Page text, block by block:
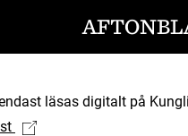
läsas digitalt på